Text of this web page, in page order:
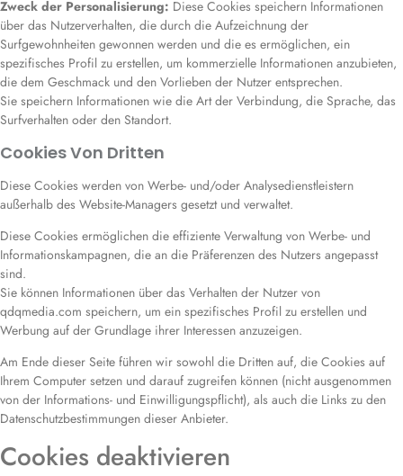
Zweck der Personalisierung: Diese Cookies speichern Informationen
über das Nutzerverhalten, die durch die Aufzeichnung der
Surfgewohnheiten gewonnen werden und die es ermöglichen, ein
spezifisches Profil zu erstellen, um kommerzielle Informationen anzubieten,
die dem Geschmack und den Vorlieben der Nutzer entsprechen.
Sie speichern Informationen wie die Art der Verbindung, die Sprache, das
Surfverhalten oder den Standort.
Cookies Von Dritten
Diese Cookies werden von Werbe- und/oder Analysedienstleistern
außerhalb des Website-Managers gesetzt und verwaltet.
Diese Cookies ermöglichen die effiziente Verwaltung von Werbe- und
Informationskampagnen, die an die Präferenzen des Nutzers angepasst
sind.
Sie können Informationen über das Verhalten der Nutzer von
qdqmedia.com speichern, um ein spezifisches Profil zu erstellen und
Werbung auf der Grundlage ihrer Interessen anzuzeigen.
Am Ende dieser Seite führen wir sowohl die Dritten auf, die Cookies auf
Ihrem Computer setzen und darauf zugreifen können (nicht ausgenommen
von der Informations- und Einwilligungspflicht), als auch die Links zu den
Datenschutzbestimmungen dieser Anbieter.
Cookies deaktivieren